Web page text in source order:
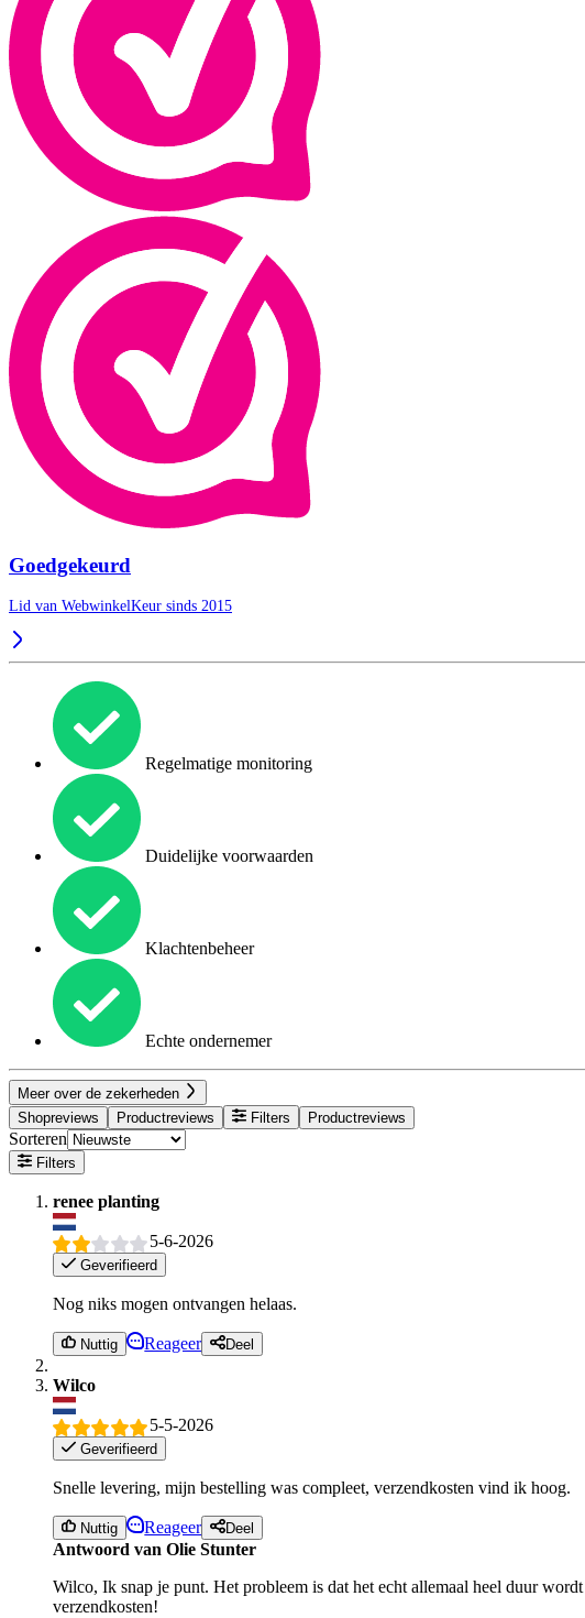
Goedgekeurd
Lid van WebwinkelKeur sinds 2015
Regelmatige monitoring
Duidelijke voorwaarden
Klachtenbeheer
Echte ondernemer
Meer over de zekerheden
Shopreviews
Productreviews Filters Productreviews
Sorteren
Filters
renee planting
5-6-2026
Geverifieerd
Nog niks mogen ontvangen helaas.
Nuttig Reageer Deel
Wilco
5-5-2026
Geverifieerd
Snelle levering, mijn bestelling was compleet, verzendkosten vind ik hoog.
Nuttig Reageer Deel
Antwoord van Olie Stunter
Wilco, Ik snap je punt. Het probleem is dat het echt allemaal heel duur
verzendkosten!